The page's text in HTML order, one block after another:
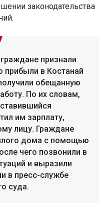
законодательства
признали
прибыли в Костанай
обещанную
По их словам,
им зарплату,
лицу. Граждане
дома с помощью
чего позвонили в
и выразили
в пресс-службе
суда.